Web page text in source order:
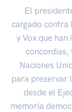
El
cargado contra
y Vox que
Naciones
para preservar
desde el
memoria